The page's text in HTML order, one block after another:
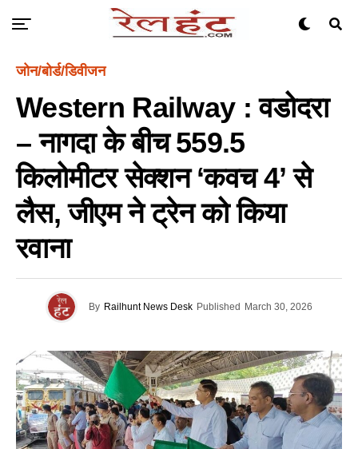
जोन/बोर्ड/डिवीजन
Western Railway : वडोदरा
– नागदा के बीच 559.5
किलोमीटर सेक्शन ‘कवच 4’ से
लैस, जीएम ने ट्रेन को किया
रवाना
By Railhunt News Desk Published March 30, 2026